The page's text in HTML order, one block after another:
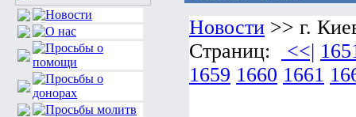
Новости >> г.
Страниц:
<<|
1659 1660 1661